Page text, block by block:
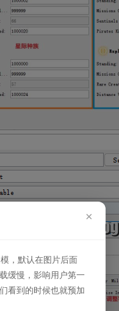
×
，默认在图片后面
缓慢，影响用户第一
看到的时候也就预加